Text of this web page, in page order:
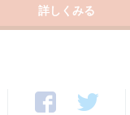
詳しくみる